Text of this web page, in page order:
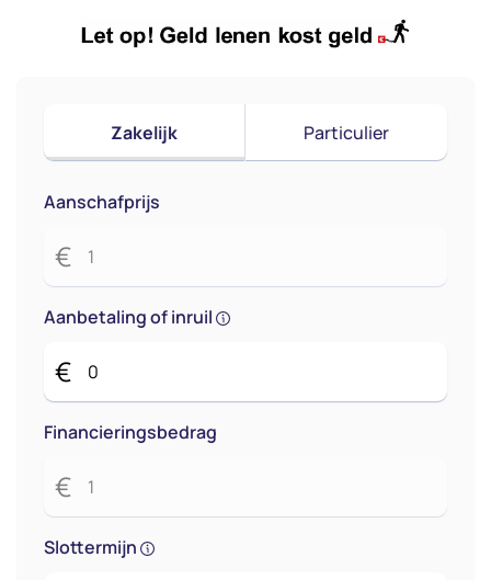
Zakelijk Particulier
Aanschafprijs
€
Aanbetaling of inruil
€
Financieringsbedrag
€
Slottermijn